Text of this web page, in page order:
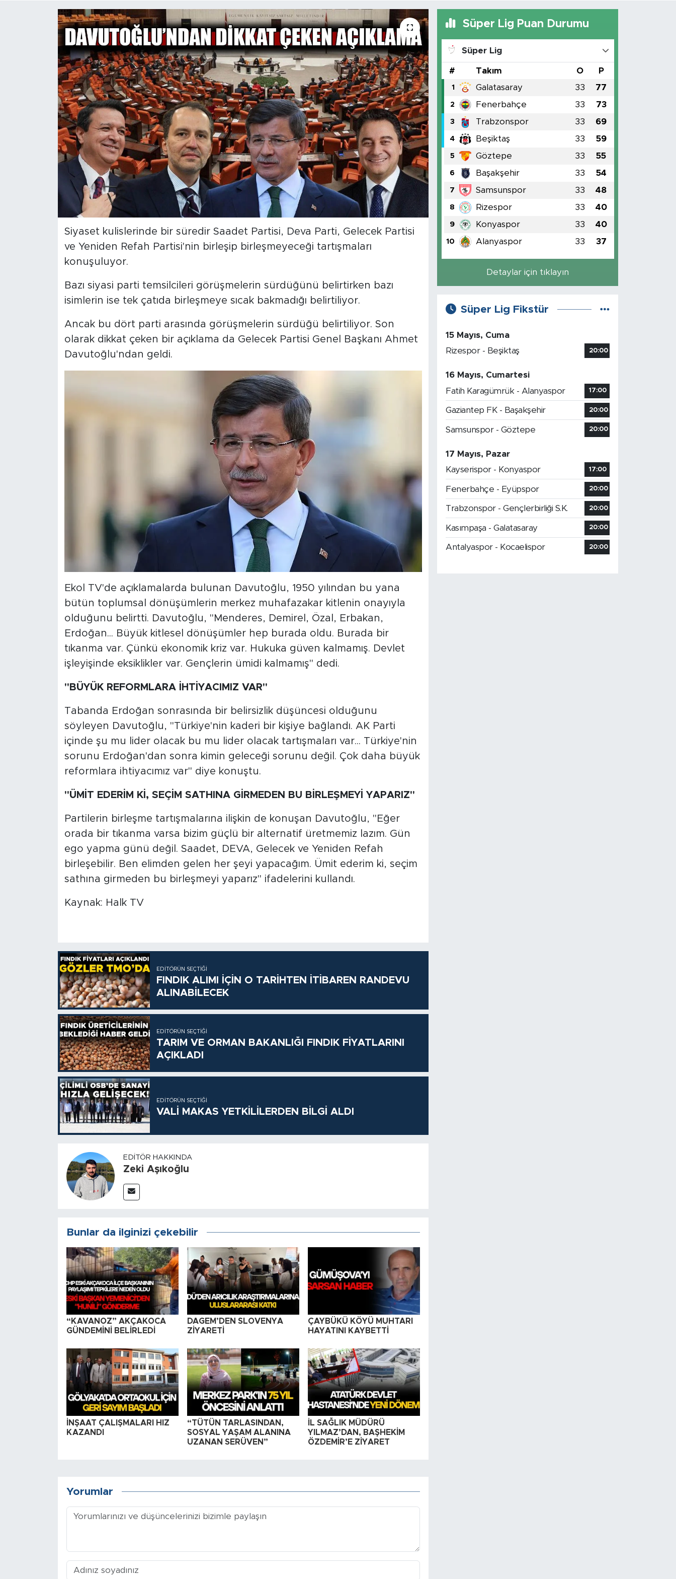
Siyaset kulislerinde bir süredir Saadet Partisi, Deva Parti, Gelecek Partisi
ve Yeniden Refah Partisi'nin birleşip birleşmeyeceği tartışmaları
konuşuluyor.
Bazı siyasi parti temsilcileri görüşmelerin sürdüğünü belirtirken bazı
isimlerin ise tek çatıda birleşmeye sıcak bakmadığı belirtiliyor.
Ancak bu dört parti arasında görüşmelerin sürdüğü belirtiliyor. Son
olarak dikkat çeken bir açıklama da Gelecek Partisi Genel Başkanı Ahmet
Davutoğlu'ndan geldi.
Ekol TV'de açıklamalarda bulunan Davutoğlu, 1950 yılından bu yana
bütün toplumsal dönüşümlerin merkez muhafazakar kitlenin onayıyla
olduğunu belirtti. Davutoğlu, "Menderes, Demirel, Özal, Erbakan,
Erdoğan... Büyük kitlesel dönüşümler hep burada oldu. Burada bir
tıkanma var. Çünkü ekonomik kriz var. Hukuka güven kalmamış. Devlet
işleyişinde eksiklikler var. Gençlerin ümidi kalmamış" dedi.
"BÜYÜK REFORMLARA İHTİYACIMIZ VAR"
Tabanda Erdoğan sonrasında bir belirsizlik düşüncesi olduğunu
söyleyen Davutoğlu, "Türkiye'nin kaderi bir kişiye bağlandı. AK Parti
içinde şu mu lider olacak bu mu lider olacak tartışmaları var... Türkiye'nin
sorunu Erdoğan'dan sonra kimin geleceği sorunu değil. Çok daha büyük
reformlara ihtiyacımız var" diye konuştu.
"ÜMİT EDERİM Kİ, SEÇİM SATHINA GİRMEDEN BU BİRLEŞMEYİ YAPARIZ"
Partilerin birleşme tartışmalarına ilişkin de konuşan Davutoğlu, "Eğer
orada bir tıkanma varsa bizim güçlü bir alternatif üretmemiz lazım. Gün
ego yapma günü değil. Saadet, DEVA, Gelecek ve Yeniden Refah
birleşebilir. Ben elimden gelen her şeyi yapacağım. Ümit ederim ki, seçim
sathına girmeden bu birleşmeyi yaparız" ifadelerini kullandı.
Kaynak: Halk TV
EDITÖRÜN SEÇTIĞI
FINDIK ALIMI İÇİN O TARİHTEN İTİBAREN RANDEVU
ALINABİLECEK
EDITÖRÜN SEÇTIĞI
TARIM VE ORMAN BAKANLIĞI FINDIK FİYATLARINI
AÇIKLADI
EDITÖRÜN SEÇTIĞI
VALİ MAKAS YETKİLİLERDEN BİLGİ ALDI
EDITÖR HAKKINDA
Zeki Aşıkoğlu
Bunlar da ilginizi çekebilir
“KAVANOZ” AKÇAKOCA
GÜNDEMİNİ BELİRLEDİ
DAGEM’DEN SLOVENYA
ZİYARETİ
ÇAYBÜKÜ KÖYÜ MUHTARI
HAYATINI KAYBETTİ
İNŞAAT ÇALIŞMALARI HIZ
KAZANDI
“TÜTÜN TARLASINDAN,
SOSYAL YAŞAM ALANINA
UZANAN SERÜVEN”
İL SAĞLIK MÜDÜRÜ
YILMAZ’DAN, BAŞHEKİM
ÖZDEMİR’E ZİYARET
Yorumlar
Süper Lig Puan Durumu
Süper Lig
# Takım O P
1 Galatasaray 33 77
2 Fenerbahçe 33 73
3 Trabzonspor 33 69
4 Beşiktaş 33 59
5 Göztepe 33 55
6 Başakşehir 33 54
7 Samsunspor 33 48
8 Rizespor 33 40
9 Konyaspor 33 40
10 Alanyaspor 33 37
Detaylar için tıklayın
Süper Lig Fikstür
15 Mayıs, Cuma
Rizespor - Beşiktaş
20:00
16 Mayıs, Cumartesi
Fatih Karagümrük - Alanyaspor
17:00
Gaziantep FK - Başakşehir 20:00
Samsunspor - Göztepe 20:00
17 Mayıs, Pazar
Kayserispor - Konyaspor
17:00
Fenerbahçe - Eyüpspor 20:00
Trabzonspor - Gençlerbirliği S.K. 20:00
Kasımpaşa - Galatasaray 20:00
Antalyaspor - Kocaelispor 20:00